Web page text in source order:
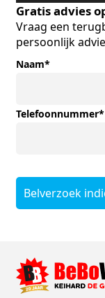
Gratis advies
Vraag een
persoonlijk
Naam*
Telefoonnummer*
Belverzoek